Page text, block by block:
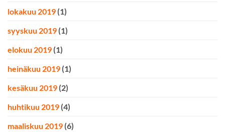
lokakuu 2019 (1)
syyskuu 2019 (1)
elokuu 2019 (1)
heinäkuu 2019 (1)
kesäkuu 2019 (2)
huhtikuu 2019 (4)
maaliskuu 2019 (6)